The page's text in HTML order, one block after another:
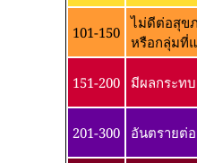
101-150
ไม่ดีต่อสุข
หรือกลุ่มที่
151-200 มีผลกระท
201-300 อันตรายต่